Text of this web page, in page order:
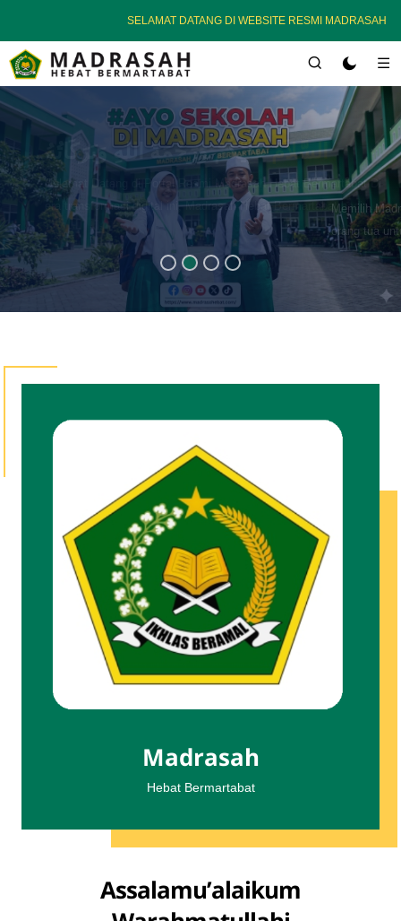
SELAMAT DATANG DI WEBSITE RESMI MADRASAH HEBAT
Investasi Akhirat Melalui
Pendidikan
Memilih Madrasah Hebat Bermartabat adalah langkah cerdas
orang tua untuk memberikan warisan terbaik berupa pendidikan
berkualitas yang tidak hanya menjamin kecerdasan intelektual,
tetapi juga membekali anak dengan keteguhan iman dan
Madrasah
Hebat Bermartabat
Assalamu’alaikum